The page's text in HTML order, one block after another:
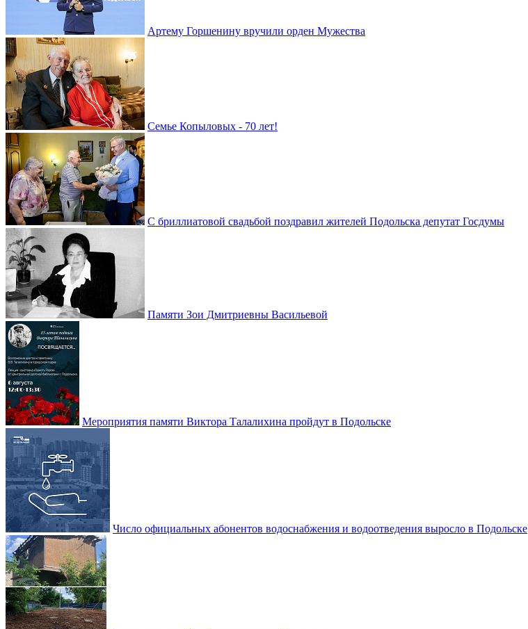
Артему Горшенину вручили орден Мужества
Семье Копыловых - 70 лет!
С бриллиатовой свадьбой поздравил жителей Подольска депутат Госдумы
Памяти Зои Дмитриевны Васильевой
Мероприятия памяти Виктора Талалихина пройдут в Подольске
Число официальных абонентов водоснабжения и водоотведения выросло в Подольске